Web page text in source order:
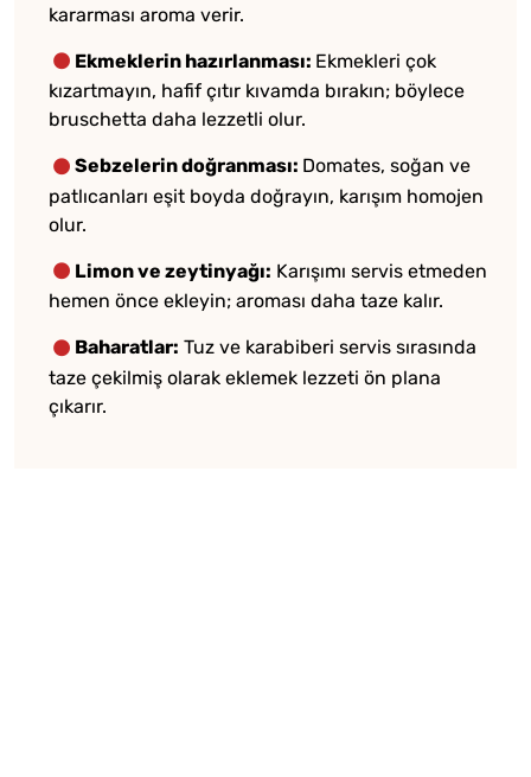
kararması aroma verir.
Ekmeklerin hazırlanması: Ekmekleri çok
kızartmayın, hafif çıtır kıvamda bırakın; böylece
bruschetta daha lezzetli olur.
Sebzelerin doğranması: Domates, soğan ve
patlıcanları eşit boyda doğrayın, karışım homojen
olur.
Limon ve zeytinyağı: Karışımı servis etmeden
hemen önce ekleyin; aroması daha taze kalır.
Baharatlar: Tuz ve karabiberi servis sırasında
taze çekilmiş olarak eklemek lezzeti ön plana
çıkarır.